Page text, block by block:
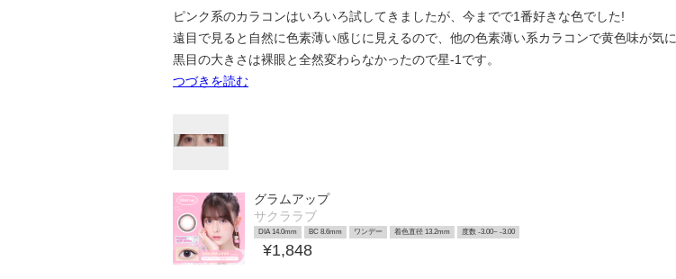
ピンク系のカラコンはいろいろ試してきましたが、今までで1番好きな色でした!
遠目で見ると自然に色素薄い感じに見えるので、他の色素薄い系カラコンで黄色味が気
黒目の大きさは裸眼と全然変わらなかったので星-1です。
つづきを読む
グラムアップ
サクララブ
DIA 14.0mm BC 8.6mm ワンデー 着色直径 13.2mm 度数 -3.00~ -3.00
¥1,848